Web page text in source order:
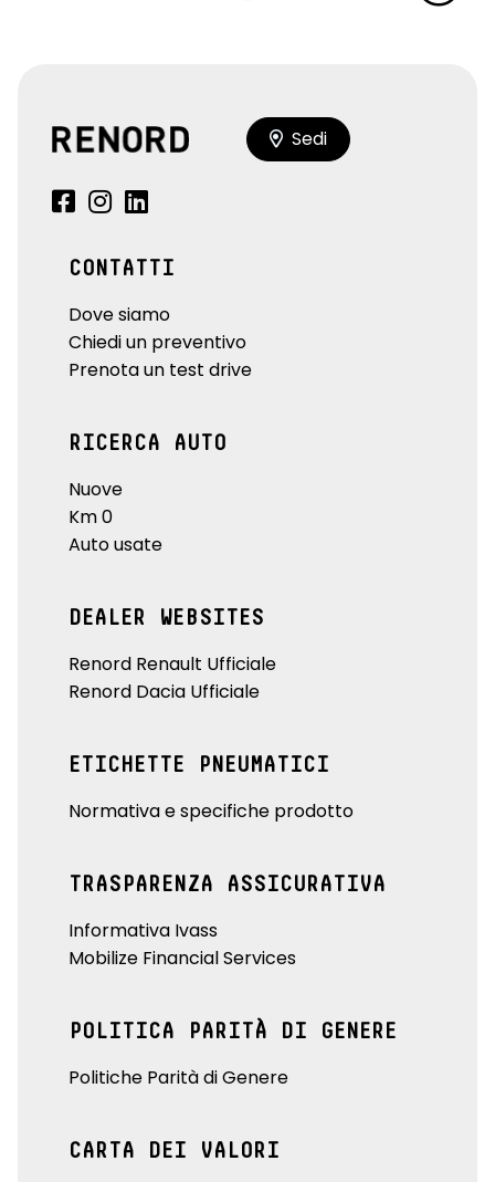
Sedi
CONTATTI
Dove siamo
Chiedi un preventivo
Prenota un test drive
RICERCA AUTO
Nuove
Km 0
Auto usate
DEALER WEBSITES
Renord Renault Ufficiale
Renord Dacia Ufficiale
ETICHETTE PNEUMATICI
Normativa e specifiche prodotto
TRASPARENZA ASSICURATIVA
Informativa Ivass
Mobilize Financial Services
POLITICA PARITÀ DI GENERE
Politiche Parità di Genere
CARTA DEI VALORI